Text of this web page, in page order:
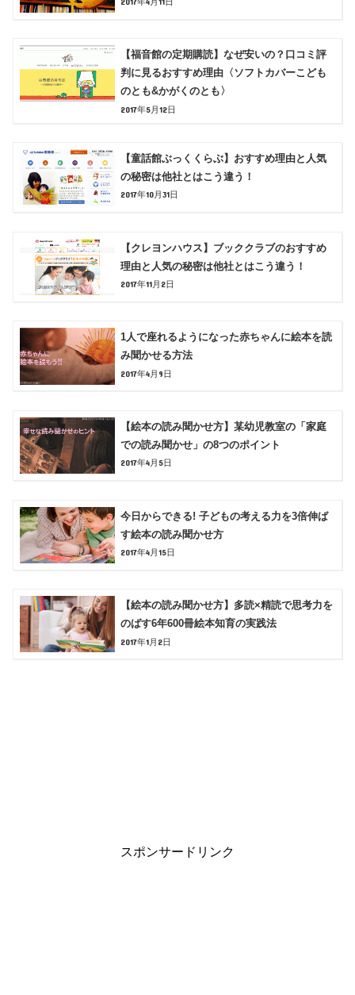
【福音館の定期購読】なぜ安いの？口コミ評
判に見るおすすめ理由〈ソフトカバーこども
のとも&かがくのとも〉
2017年5月12日
【童話館ぶっくくらぶ】おすすめ理由と人気
の秘密は他社とはこう違う！
2017年10月31日
【クレヨンハウス】ブッククラブのおすすめ
理由と人気の秘密は他社とはこう違う！
2017年11月2日
1人で座れるようになった赤ちゃんに絵本を読
み聞かせる方法
2017年4月9日
【絵本の読み聞かせ方】某幼児教室の「家庭
での読み聞かせ」の8つのポイント
2017年4月5日
今日からできる! 子どもの考える力を3倍伸ば
す絵本の読み聞かせ方
2017年4月15日
【絵本の読み聞かせ方】多読×精読で思考力を
のばす6年600冊絵本知育の実践法
2017年1月2日
スポンサードリンク